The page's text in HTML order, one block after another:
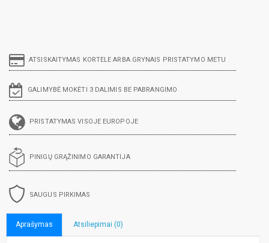
ATSISKAITYMAS KORTELE ARBA GRYNAIS PRISTATYMO METU
GALIMYBĖ MOKĖTI 3 DALIMIS BE PABRANGIMO
PRISTATYMAS VISOJE EUROPOJE
PINIGŲ GRĄŽINIMO GARANTIJA
SAUGUS PIRKIMAS
Aprašymas Atsiliepimai (0)